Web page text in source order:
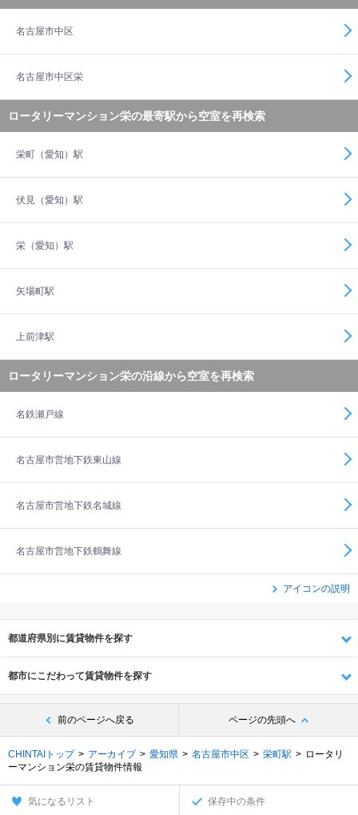
名古屋市中区
名古屋市中区栄
ロータリーマンション栄の最寄駅から空室を再検索
栄町（愛知）駅
伏見（愛知）駅
栄（愛知）駅
矢場町駅
上前津駅
ロータリーマンション栄の沿線から空室を再検索
名鉄瀬戸線
名古屋市営地下鉄東山線
名古屋市営地下鉄名城線
名古屋市営地下鉄鶴舞線
アイコンの説明
都道府県別に賃貸物件を探す
都市にこだわって賃貸物件を探す
前のページへ戻る ページの先頭へ
CHINTAIトップ アーカイブ 愛知県 名古屋市中区 栄町駅
ロータリ
ーマンション栄の賃貸物件情報
気になるリスト 保存中の条件